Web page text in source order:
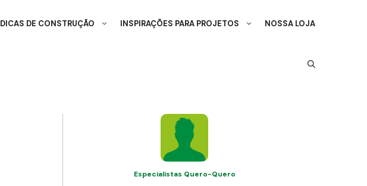
DICAS DE CONSTRUÇÃO INSPIRAÇÕES PARA PROJETOS NOSSA LOJA
Especialistas Quero-Quero